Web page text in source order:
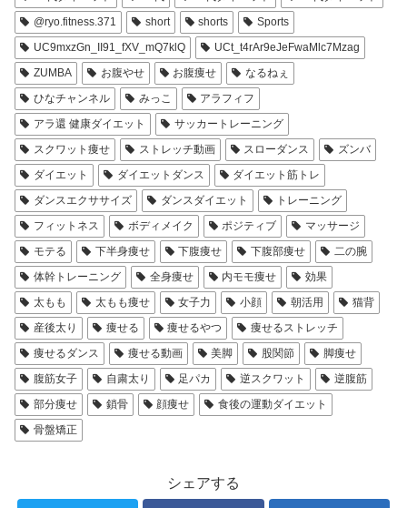
@ryo.fitness.371
short shorts
Sports
UC9mxzGn_II91_fXV_mQ7klQ
UCt_t4rAr9eJeFwaMlc7Mzag
ZUMBA
お腹やせ お腹痩せ
なるねぇ
ひなチャンネル
みっこ
アラフィフ
アラ還 健康ダイエット
サッカートレーニング
スクワット痩せ
ストレッチ動画 スローダンス
ズンバ
ダイエット
ダイエットダンス
ダイエット筋トレ
ダンスエクササイズ
ダンスダイエット
トレーニング
フィットネス
ボディメイク ポジティブ
マッサージ
モテる
下半身痩せ 下腹痩せ 下腹部痩せ
二の腕
体幹トレーニング
全身痩せ 内モモ痩せ
効果
太もも
太もも痩せ 女子力 小顔 朝活用
猫背
産後太り
痩せる 痩せるやつ
痩せるストレッチ
痩せるダンス
痩せる動画 美脚 股関節
脚痩せ
腹筋女子
自粛太り 足パカ 逆スクワット
逆腹筋
部分痩せ
鎖骨 顔痩せ
食後の運動ダイエット
骨盤矯正
シェアする